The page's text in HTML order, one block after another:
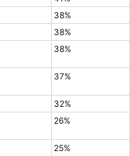
38%
38%
38%
37%
32%
26%
25%